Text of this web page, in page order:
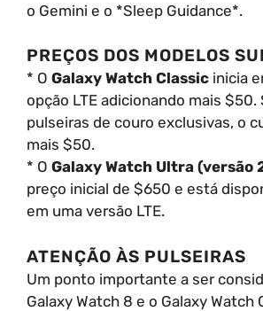
o Gemini e o *Sleep Guidance*.
PREÇOS DOS MODELOS
* O Galaxy Watch Classic inicia
opção LTE adicionando mais $50.
pulseiras de couro exclusivas, o
mais $50.
* O Galaxy Watch Ultra (versão
preço inicial de $650 e está
em uma versão LTE.
ATENÇÃO ÀS PULSEIRAS
Um ponto importante a ser
Galaxy Watch 8 e o Galaxy Watch